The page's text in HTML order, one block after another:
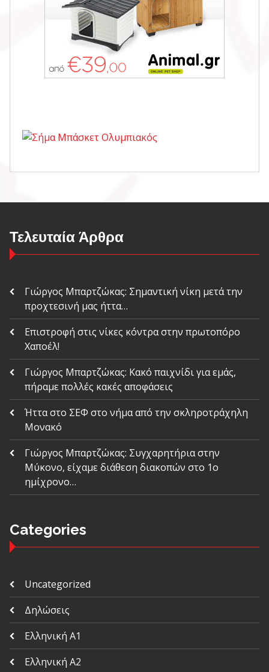
Τελευταία Άρθρα
Γιώργος Μπαρτζώκας: Σημαντική νίκη μετά την
προχτεσινή μας ήττα…
Επιστροφή στις νίκες κόντρα στην πρωτοπόρο
Χαποέλ!
Γιώργος Μπαρτζώκας: Κακό παιχνίδι για εμάς,
πήραμε πολλές κακές αποφάσεις
Ήττα στο ΣΕΦ στο νήμα από την σκληροτράχηλη
Μονακό
Γιώργος Μπαρτζώκας: Συγχαρητήρια στην
Μύκονο, είχαμε διάθεση διακοπών στο 1ο
ημίχρονο…
Categories
Uncategorized
Δηλώσεις
Ελληνική Α1
Ελληνική Α2